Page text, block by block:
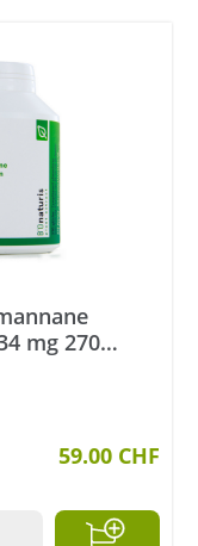
mg 270
59.00 CHF